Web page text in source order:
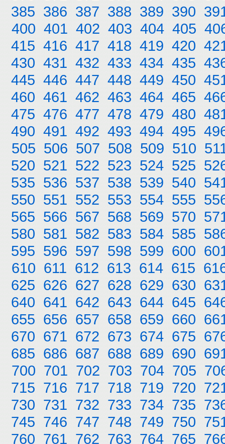
385 386 387 388 389 390
400 401 402 403 404 405
415 416 417 418 419 420
430 431 432 433 434 435
445 446 447 448 449 450
460 461 462 463 464 465
475 476 477 478 479 480
490 491 492 493 494 495
505 506 507 508 509 510
520 521 522 523 524 525
535 536 537 538 539 540
550 551 552 553 554 555
565 566 567 568 569 570
580 581 582 583 584 585
595 596 597 598 599 600
610 611 612 613 614 615
625 626 627 628 629 630
640 641 642 643 644 645
655 656 657 658 659 660
670 671 672 673 674 675
685 686 687 688 689 690
700 701 702 703 704 705
715 716 717 718 719 720
730 731 732 733 734 735
745 746 747 748 749 750
760 761 762 763 764 765